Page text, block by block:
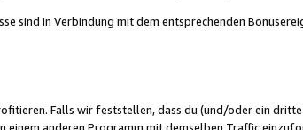
sind in Verbindung mit dem entsprechenden
Falls wir feststellen, dass du (und/oder ein
anderen Programm mit demselben Traffic